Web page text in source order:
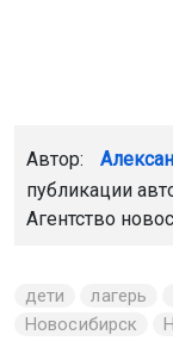
Автор:
публикации
Агентство
дети лагерь
Новосибирск